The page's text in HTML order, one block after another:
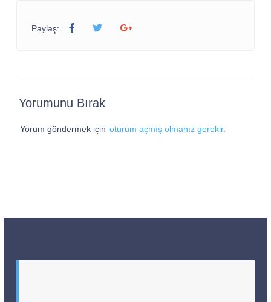
Paylaş:
Yorumunu Bırak
Yorum göndermek için oturum açmış olmanız gerekir.